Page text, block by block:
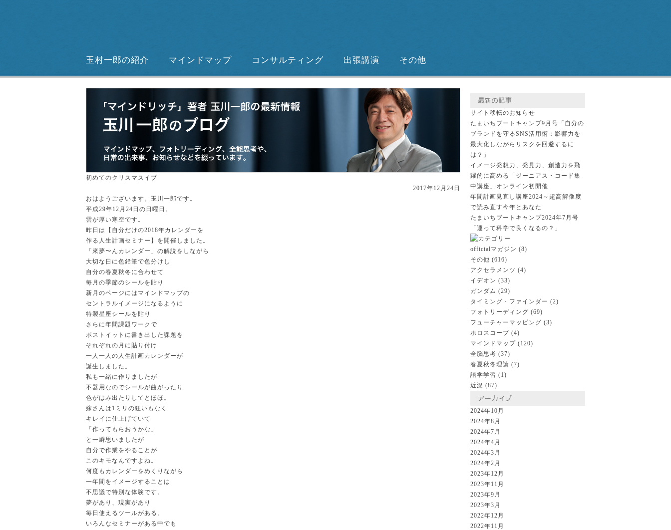
玉村一郎の紹介 マインドマップ コンサルティング 出張講演 その他
初めてのクリスマスイブ
2017年12月24日
おはようございます。玉川一郎です。
平成29年12月24日の日曜日。
雲が厚い寒空です。
昨日は【自分だけの2018年カレンダーを
作る人生計画セミナー】を開催しました。
「來夢〜んカレンダー」の解説をしながら
大切な日に色鉛筆で色分けし
自分の春夏秋冬に合わせて
毎月の季節のシールを貼り
新月のページにはマインドマップの
セントラルイメージになるように
特製星座シールを貼り
さらに年間課題ワークで
ポストイットに書き出した課題を
それぞれの月に貼り付け
一人一人の人生計画カレンダーが
誕生しました。
私も一緒に作りましたが
不器用なのでシールが曲がったり
色がはみ出たりしてとほほ。
嫁さんは1ミリの狂いもなく
キレイに仕上げていて
「作ってもらおうかな」
と一瞬思いましたが
自分で作業をやることが
このキモなんですよね。
何度もカレンダーをめくりながら
一年間をイメージすることは
不思議で特別な体験です。
夢があり、現実があり
毎日使えるツールがある。
いろんなセミナーがある中でも
サイト移転のお知らせ
たまいちブートキャンプ9月号「自分の
ブランドを守るSNS活用術：影響力を
最大化しながらリスクを回避するに
は？」
イメージ発想力、発見力、創造力を飛
躍的に高める「ジーニアス・コード集
中講座」オンライン初開催
年間計画見直し講座2024～超高解像度
で読み直す今年とあなた
たまいちブートキャンプ2024年7月号
「運って科学で良くなるの？」
officialマガジン (8)
その他 (616)
アクセラメンツ (4)
イデオン (33)
ガンダム (29)
タイミング・ファインダー (2)
フォトリーディング (69)
フューチャーマッピング (3)
ホロスコープ (4)
マインドマップ (120)
全脳思考 (37)
春夏秋冬理論 (7)
語学学習 (1)
近況 (87)
2024年10月
2024年8月
2024年7月
2024年4月
2024年3月
2024年2月
2023年12月
2023年11月
2023年9月
2023年3月
2022年12月
2022年11月